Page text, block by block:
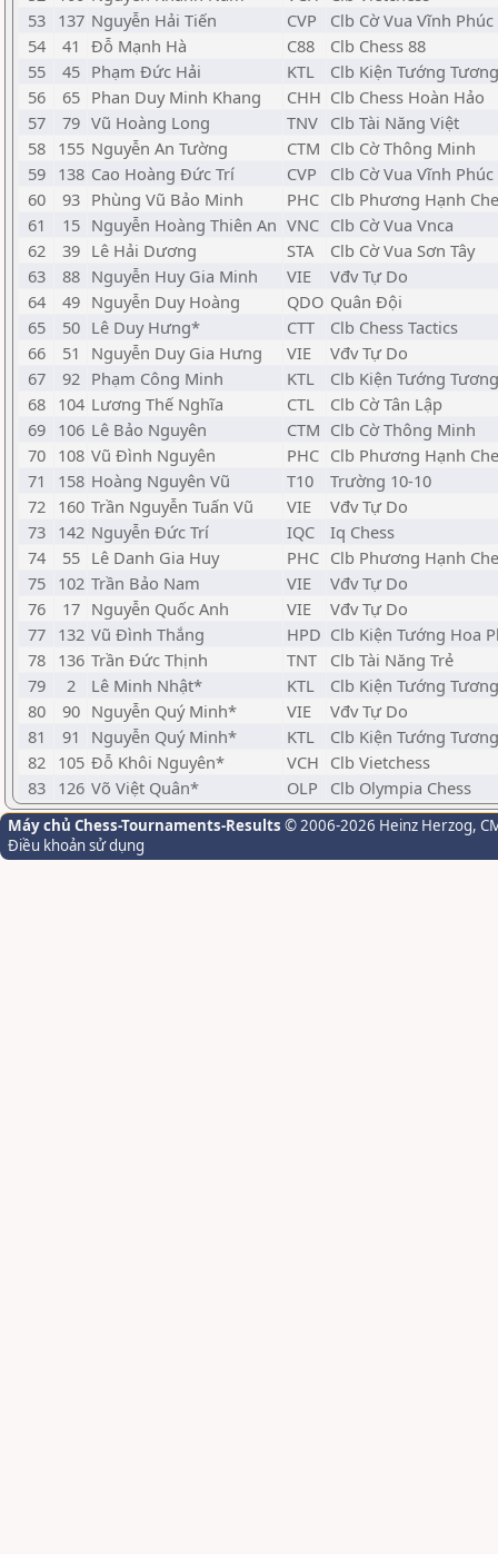
53 137 Nguyễn Hải Tiến CVP
Clb Cờ Vua Vĩnh Phúc
54
41 Đỗ Mạnh Hà C88
Clb Chess 88
55
45 Phạm Đức Hải KTL
Clb Kiện Tướng
56
65 Phan Duy Minh Khang CHH Clb Chess Hoàn Hảo
57
79 Vũ Hoàng Long TNV Clb Tài Năng Việt
58 155 Nguyễn An Tường CTM Clb Cờ Thông Minh
59 138 Cao Hoàng Đức Trí CVP
Clb Cờ Vua Vĩnh Phúc
60
93 Phùng Vũ Bảo Minh PHC Clb Phương Hạnh
61
15 Nguyễn Hoàng Thiên An VNC Clb Cờ Vua Vnca
62
39 Lê Hải Dương STA
Clb Cờ Vua Sơn Tây
63
88 Nguyễn Huy Gia Minh VIE
Vđv Tự Do
64
49 Nguyễn Duy Hoàng QDO Quân Đội
65
50 Lê Duy Hưng* CTT
Clb Chess Tactics
66
51 Nguyễn Duy Gia Hưng VIE
Vđv Tự Do
67
92 Phạm Công Minh KTL
Clb Kiện Tướng
68 104 Lương Thế Nghĩa CTL
Clb Cờ Tân Lập
69 106 Lê Bảo Nguyên CTM Clb Cờ Thông Minh
70 108 Vũ Đình Nguyên PHC Clb Phương Hạnh
71
158 Hoàng Nguyên Vũ T10
Trường 10-10
72 160 Trần Nguyễn Tuấn Vũ VIE
Vđv Tự Do
73 142 Nguyễn Đức Trí IQC
Iq Chess
74
55 Lê Danh Gia Huy PHC Clb Phương Hạnh
75 102 Trần Bảo Nam VIE
Vđv Tự Do
76
17 Nguyễn Quốc Anh VIE
Vđv Tự Do
77 132 Vũ Đình Thắng HPD Clb Kiện Tướng Hoa
78 136 Trần Đức Thịnh TNT
Clb Tài Năng Trẻ
79
2 Lê Minh Nhật* KTL
Clb Kiện Tướng
80
90 Nguyễn Quý Minh* VIE
Vđv Tự Do
81
91 Nguyễn Quý Minh* KTL
Clb Kiện Tướng
82 105 Đỗ Khôi Nguyên* VCH Clb Vietchess
83 126 Võ Việt Quân* OLP Clb Olympia Chess
Máy chủ Chess-Tournaments-Results © 2006-2026 Heinz Herzog,
Điều khoản sử dụng